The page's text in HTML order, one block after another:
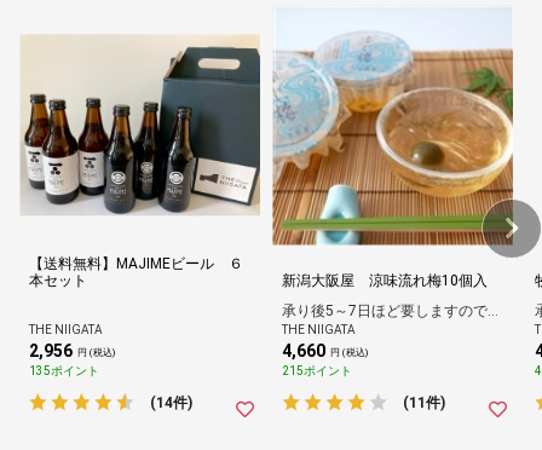
【送料無料】MAJIMEビール ６
本セット
THE NIIGATA
2,956 円 (税込)
135ポイント
(14件)
新潟大阪屋 涼味流れ梅10個入
承り後5～7日ほど要しますのでご了承ください。
THE NIIGATA
4,660 円 (税込)
215ポイント
(11件)